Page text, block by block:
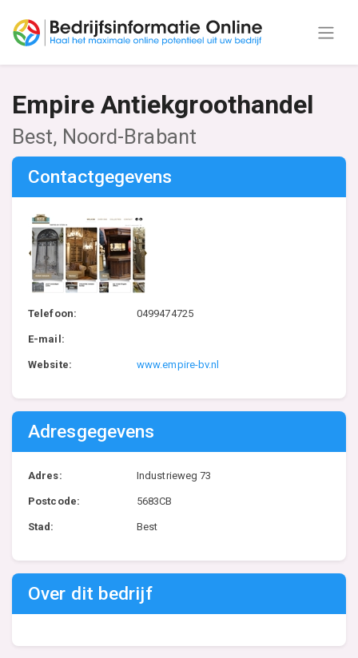
Empire Antiekgroothandel
Best, Noord-Brabant
Contactgegevens
Telefoon: 0499474725
E-mail:
Website: www.empire-bv.nl
Adresgegevens
Adres: Industrieweg 73
Postcode: 5683CB
Stad: Best
Over dit bedrijf